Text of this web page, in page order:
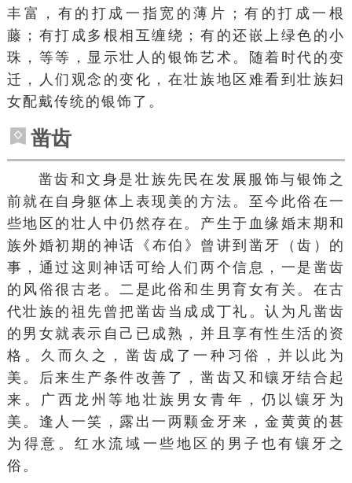
丰富，有的打成一指宽的薄片；有的打成一根
藤；有打成多根相互缠绕；有的还嵌上绿色的小
珠，等等，显示壮人的银饰艺术。随着时代的变
迁，人们观念的变化，在壮族地区难看到壮族妇
女配戴传统的银饰了。
凿齿
凿齿和文身 是壮族先民在发展服饰与银饰 之
前就在自身躯体上表现美的方法。至今此俗在一
些地区的壮人中仍然存在。产生于 血缘婚末期和
族外婚初期的神话《 布伯 》曾讲到凿牙（齿）的
事，通过这则神话可给人们两个信息，一是凿齿
的风俗很古老。二是此俗和生男育女有关。在古
代壮族的祖先曾把凿齿当成 成丁礼 。认为凡凿齿
的男女就表示自己已成熟，并且享有性生活 的资
格。久而久之，凿齿成了一种习俗，并以此为
美。后来生产条件改善了，凿齿又和镶牙结合起
来。广西 龙州等地壮族男女青年，仍以镶牙为
美。逢人一笑，露出一两颗金牙来，金黄黄的甚
为得意。红水流域一些地区的男子也有镶牙之
俗。